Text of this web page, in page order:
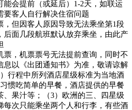
能会提前（或延后）1-2天，如联运
要客人自行解决住宿问题
，但因客人原因导致无法乘坐第1段
后面几段航班默认放弃乘坐，由此产
票，机票票号无法提前查询，同时不
息以《出团通知书》为准，敬请谅解
行程中所列酒店星级标准为当地酒
惯吃简单的早餐，酒店提供的早餐
、果汁等；（3）欧洲的三、四星级
每次只能乘坐两个人和行李，有些酒